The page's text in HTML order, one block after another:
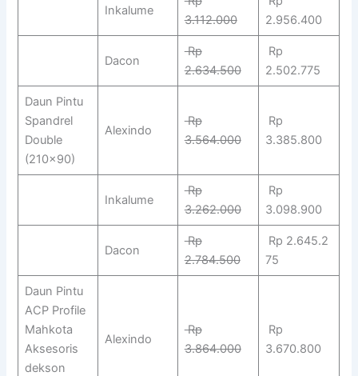
Inkalume
3.112.000
2.956.400
Dacon
Rp
2.634.500
Rp
2.502.775
Daun Pintu
Spandrel
Double
(210×90)
Alexindo
Rp
3.564.000
Rp
3.385.800
Inkalume
Rp
3.262.000
Rp
3.098.900
Dacon
Rp
2.784.500
Rp 2.645.2
75
Daun Pintu
ACP Profile
Mahkota
Aksesoris
dekson
Alexindo
Rp
3.864.000
Rp
3.670.800